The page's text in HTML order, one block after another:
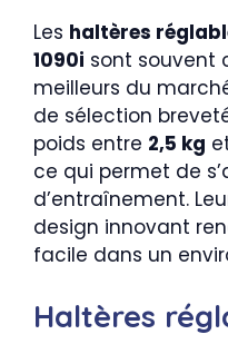
Les haltères
1090i sont souvent
meilleurs du
de sélection
poids entre 2,5 kg
ce qui permet de
d’entraînement.
design innovant
facile dans un
Haltères